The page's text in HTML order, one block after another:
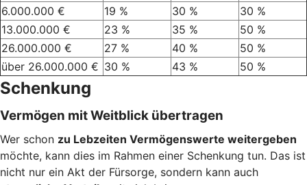
6.000.000 €
19 % 30 %
30 %
13.000.000 €
23 % 35 %
50 %
26.000.000 €
27 % 40 %
50 %
über 26.000.000 € 30 % 43 % 50 %
Schenkung
Vermögen mit Weitblick übertragen
Wer schon zu Lebzeiten Vermögenswerte weitergeben
möchte, kann dies im Rahmen einer Schenkung tun. Das ist
nicht nur ein Akt der Fürsorge, sondern kann auch